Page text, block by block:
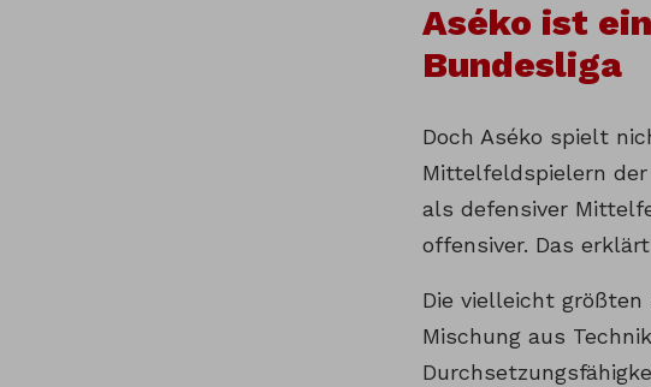
Aséko ist
Bundesliga
Doch Aséko spielt
Mittelfeldspielern der
als defensiver
offensiver. Das
Die vielleicht größten
Mischung aus